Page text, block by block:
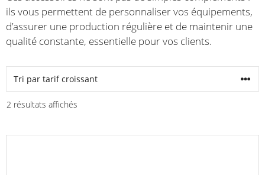
ils vous permettent de personnaliser vos équipements,
d’assurer une production régulière et de maintenir une
qualité constante, essentielle pour vos clients.
2 résultats affichés